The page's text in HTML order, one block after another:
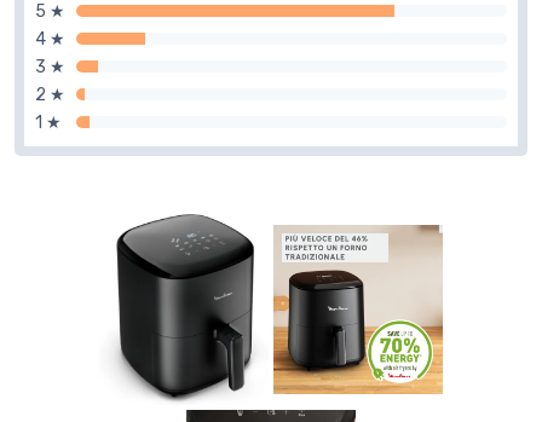
5 ★
4 ★
3 ★
2 ★
1 ★